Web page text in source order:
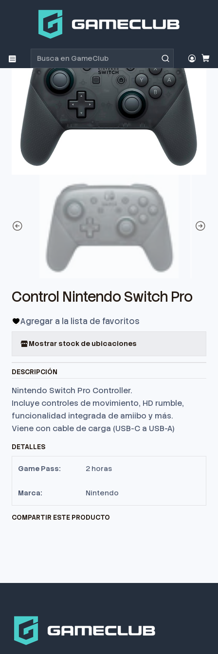
Productos
Control Nintendo Switch Pro
Control Nintendo Switch Pro
Agregar a la lista de favoritos
Mostrar stock de ubicaciones
DESCRIPCIÓN
Nintendo Switch Pro Controller.
Incluye controles de movimiento, HD rumble,
funcionalidad integrada de amiibo y más.
Viene con cable de carga (USB-C a USB-A)
DETALLES
Game Pass: 2 horas
Marca: Nintendo
COMPARTIR ESTE PRODUCTO